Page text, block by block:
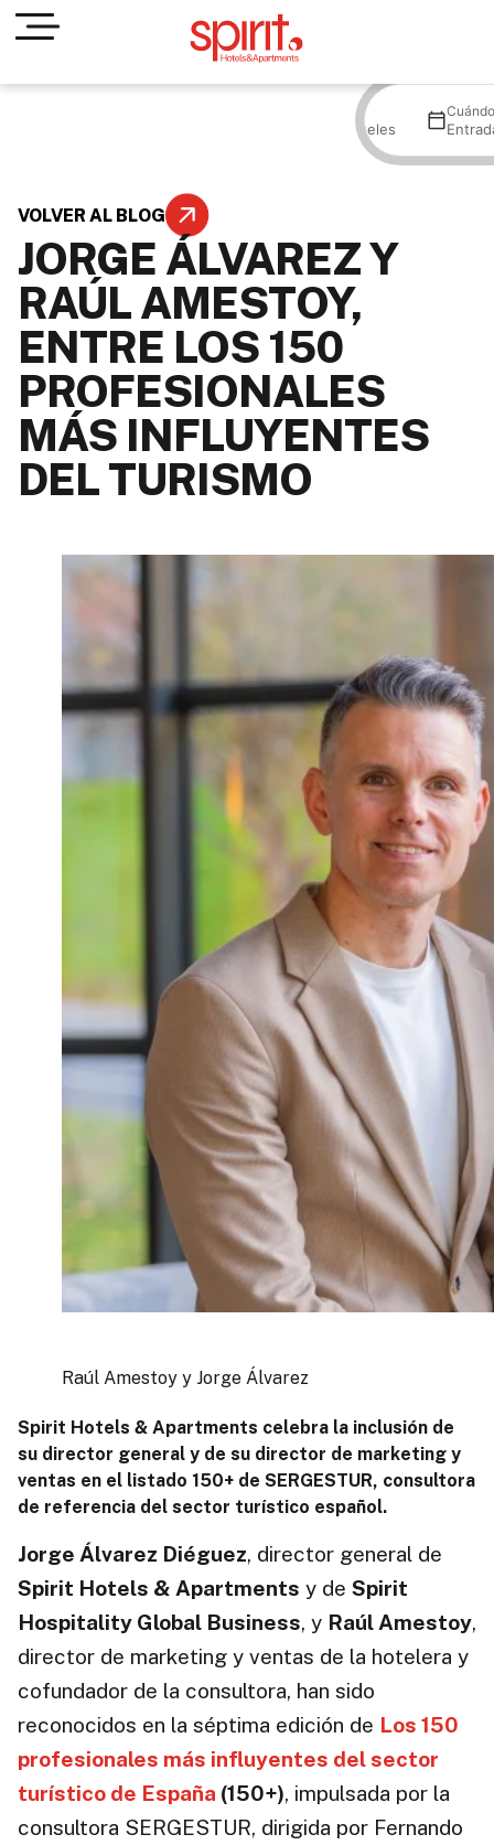
Todos los hoteles
Cuándo
VOLVER AL BLOG
JORGE ÁLVAREZ Y
RAÚL AMESTOY,
ENTRE LOS 150
PROFESIONALES
MÁS INFLUYENTES
DEL TURISMO
Raúl Amestoy y Jorge Álvarez
Spirit Hotels & Apartments celebra la inclusión de
su director general y de su director de marketing y
ventas en el listado 150+ de SERGESTUR, consultora
de referencia del sector turístico español.
Jorge Álvarez Diéguez, director general de
Spirit Hotels & Apartments y de Spirit
Hospitality Global Business, y Raúl Amestoy,
director de marketing y ventas de la hotelera y
cofundador de la consultora, han sido
reconocidos en la séptima edición de Los 150
profesionales más influyentes del sector
turístico de España (150+), impulsada por la
consultora SERGESTUR, dirigida por Fernando